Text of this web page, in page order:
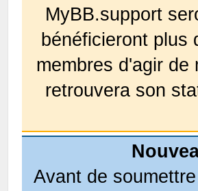
MyBB.support
bénéficieront plus
membres d'agir de
retrouvera son
Avant de